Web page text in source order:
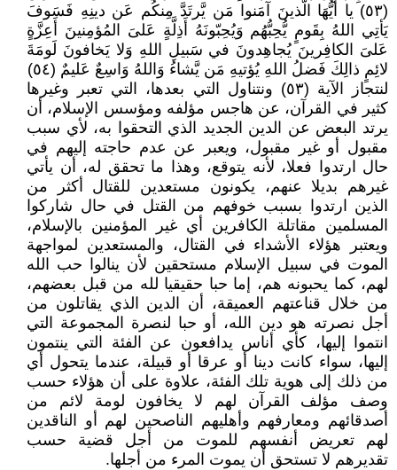
(٥٣) يا أَيُّهَا الَّذينَ آمَنوا مَن يَّرتَدَّ مِنكُم عَن دينِهِ فَسَوفَ
يَأتِي اللهُ بِقَومٍ يُّحِبُّهُم وَيُحِبّونَهُ أَذِلَّةٍ عَلىَ المُؤمِنينَ أَعِزَّةٍ
عَلىَ الكافِرينَ يُجاهِدونَ في سَبيلِ اللهِ وَلا يَخافونَ لَومَةَ
لائِمٍ ذالِكَ فَضلُ اللهِ يُؤتيهِ مَن يَّشاءُ وَاللهُ وَاسِعٌ عَليمٌ (٥٤)
لنتجاز الآية (٥٣) ونتناول التي بعدها، التي تعبر وغيرها
كثير في القرآن، عن هاجس مؤلفه ومؤسس الإسلام، أن
يرتد البعض عن الدين الجديد الذي التحقوا به، لأي سبب
مقبول أو غير مقبول، ويعبر عن عدم حاجته إليهم في
حال ارتدوا فعلا، لأنه يتوقع، وهذا ما تحقق له، أن يأتي
غيرهم بديلا عنهم، يكونون مستعدين للقتال أكثر من
الذين ارتدوا بسبب خوفهم من القتل في حال شاركوا
المسلمين مقاتلة الكافرين أي غير المؤمنين بالإسلام،
ويعتبر هؤلاء الأشداء في القتال، والمستعدين لمواجهة
الموت في سبيل الإسلام مستحقين لأن ينالوا حب الله
لهم، كما يحبونه هم، إما حبا حقيقيا لله من قبل بعضهم،
من خلال قناعتهم العميقة، أن الدين الذي يقاتلون من
أجل نصرته هو دين الله، أو حبا لنصرة المجموعة التي
انتموا إليها، كأي أناس يدافعون عن الفئة التي ينتمون
إليها، سواء كانت دينا أو عرقا أو قبيلة، عندما يتحول أي
من ذلك إلى هوية تلك الفئة، علاوة على أن هؤلاء حسب
وصف مؤلف القرآن لهم لا يخافون لومة لائم من
أصدقائهم ومعارفهم وأهليهم الناصحين لهم أو الناقدين
لهم تعريض أنفسهم للموت من أجل قضية حسب
تقديرهم لا تستحق أن يموت المرء من أجلها.